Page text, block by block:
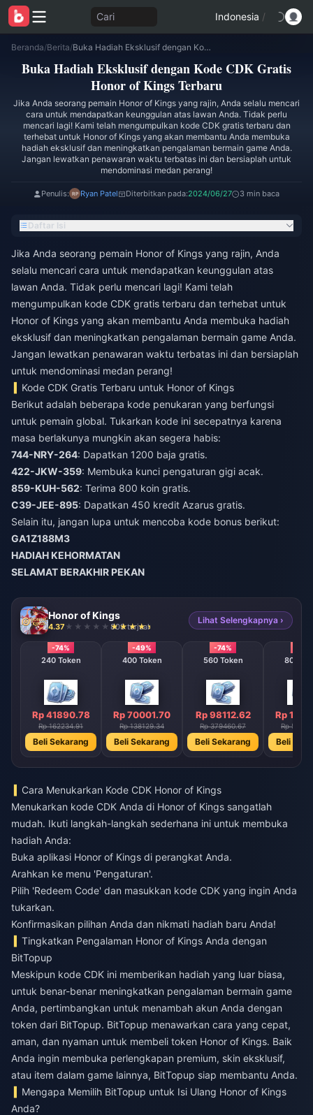
Cari Indonesia /
Beranda/Berita/ Buka Hadiah Eksklusif dengan Kode CDK Gratis Honor of Kings Terbaru
Buka Hadiah Eksklusif dengan Kode CDK Gratis
Honor of Kings Terbaru
Jika Anda seorang pemain Honor of Kings yang rajin, Anda selalu mencari
cara untuk mendapatkan keunggulan atas lawan Anda. Tidak perlu
mencari lagi! Kami telah mengumpulkan kode CDK gratis terbaru dan
terhebat untuk Honor of Kings yang akan membantu Anda membuka
hadiah eksklusif dan meningkatkan pengalaman bermain game Anda.
Jangan lewatkan penawaran waktu terbatas ini dan bersiaplah untuk
mendominasi medan perang!
Penulis: Ryan Patel Diterbitkan pada:2024/06/27 3 min baca
Daftar Isi
Jika Anda seorang pemain Honor of Kings yang rajin, Anda
selalu mencari cara untuk mendapatkan keunggulan atas
lawan Anda. Tidak perlu mencari lagi! Kami telah
mengumpulkan kode CDK gratis terbaru dan terhebat untuk
Honor of Kings yang akan membantu Anda membuka hadiah
eksklusif dan meningkatkan pengalaman bermain game Anda.
Jangan lewatkan penawaran waktu terbatas ini dan bersiaplah
untuk mendominasi medan perang!
Kode CDK Gratis Terbaru untuk Honor of Kings
Berikut adalah beberapa kode penukaran yang berfungsi
untuk pemain global. Tukarkan kode ini secepatnya karena
masa berlakunya mungkin akan segera habis:
744-NRY-264: Dapatkan 1200 baja gratis.
422-JKW-359: Membuka kunci pengaturan gigi acak.
859-KUH-562: Terima 800 koin gratis.
C39-JEE-895: Dapatkan 450 kredit Azarus gratis.
Selain itu, jangan lupa untuk mencoba kode bonus berikut:
GA1Z188M3
HADIAH KEHORMATAN
SELAMAT BERAKHIR PEKAN
Honor of Kings
4.37 808 terjual
Lihat Selengkapnya ›
-74%
240 Token
Rp 41890.78
Rp 162234.91
Beli Sekarang
-49%
400 Token
Rp 70001.70
Rp 138129.34
Beli Sekarang
-74%
560 Token
Rp 98112.62
Rp 379460.67
Beli Sekarang
800
Rp
Rp
Beli
Cara Menukarkan Kode CDK Honor of Kings
Menukarkan kode CDK Anda di Honor of Kings sangatlah
mudah. Ikuti langkah-langkah sederhana ini untuk membuka
hadiah Anda:
Buka aplikasi Honor of Kings di perangkat Anda.
Arahkan ke menu 'Pengaturan'.
Pilih 'Redeem Code' dan masukkan kode CDK yang ingin Anda
tukarkan.
Konfirmasikan pilihan Anda dan nikmati hadiah baru Anda!
Tingkatkan Pengalaman Honor of Kings Anda dengan
BitTopup
Meskipun kode CDK ini memberikan hadiah yang luar biasa,
untuk benar-benar meningkatkan pengalaman bermain game
Anda, pertimbangkan untuk menambah akun Anda dengan
token dari BitTopup. BitTopup menawarkan cara yang cepat,
aman, dan nyaman untuk membeli token Honor of Kings. Baik
Anda ingin membuka perlengkapan premium, skin eksklusif,
atau item dalam game lainnya, BitTopup siap membantu Anda.
Mengapa Memilih BitTopup untuk Isi Ulang Honor of Kings
Anda?